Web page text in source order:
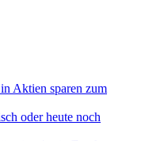
Aktien sparen zum
oder heute noch